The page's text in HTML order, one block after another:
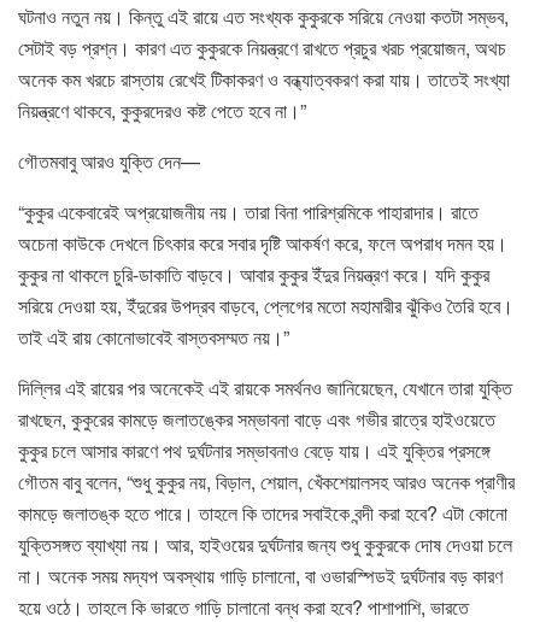
ঘটনাও নতুন নয়। কিন্তু এই রায়ে এত সংখ্যক কুকুরকে সরিয়ে নেওয়া কতটা সম্ভব,
সেটাই বড় প্রশ্ন। কারণ এত কুকুরকে নিয়ন্ত্রণে রাখতে প্রচুর খরচ প্রয়োজন, অথচ
অনেক কম খরচে রাস্তায় রেখেই টিকাকরণ ও বন্ধ্যাত্বকরণ করা যায়। তাতেই সংখ্যা
নিয়ন্ত্রণে থাকবে, কুকুরদেরও কষ্ট পেতে হবে না।”
গৌতমবাবু আরও যুক্তি দেন—
“কুকুর একেবারেই অপ্রয়োজনীয় নয়। তারা বিনা পারিশ্রমিকে পাহারাদার। রাতে
অচেনা কাউকে দেখলে চিৎকার করে সবার দৃষ্টি আকর্ষণ করে, ফলে অপরাধ দমন হয়।
কুকুর না থাকলে চুরি-ডাকাতি বাড়বে। আবার কুকুর ইঁদুর নিয়ন্ত্রণ করে। যদি কুকুর
সরিয়ে দেওয়া হয়, ইঁদুরের উপদ্রব বাড়বে, প্লেগের মতো মহামারীর ঝুঁকিও তৈরি হবে।
তাই এই রায় কোনোভাবেই বাস্তবসম্মত নয়।”
দিল্লির এই রায়ের পর অনেকেই এই রায়কে সমর্থনও জানিয়েছেন, যেখানে তারা যুক্তি
রাখছেন, কুকুরের কামড়ে জলাতঙ্কের সম্ভাবনা বাড়ে এবং গভীর রাত্রে হাইওয়েতে
কুকুর চলে আসার কারণে পথ দুর্ঘটনার সম্ভাবনাও বেড়ে যায়। এই যুক্তির প্রসঙ্গে
গৌতম বাবু বলেন, “শুধু কুকুর নয়, বিড়াল, শেয়াল, খেঁকশেয়ালসহ আরও অনেক প্রাণীর
কামড়ে জলাতঙ্ক হতে পারে। তাহলে কি তাদের সবাইকে বন্দী করা হবে? এটা কোনো
যুক্তিসঙ্গত ব্যাখ্যা নয়। আর, হাইওয়ের দুর্ঘটনার জন্য শুধু কুকুরকে দোষ দেওয়া চলে
না। অনেক সময় মদ্যপ অবস্থায় গাড়ি চালানো, বা ওভারস্পিডই দুর্ঘটনার বড় কারণ
হয়ে ওঠে। তাহলে কি ভারতে গাড়ি চালানো বন্ধ করা হবে? পাশাপাশি, ভারতে